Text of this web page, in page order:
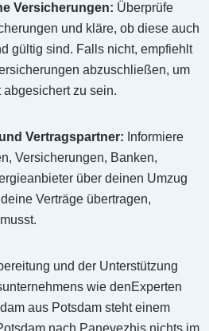
Versicherungen: Überprüfe
und kläre, ob diese auch
gültig sind. Falls nicht, empfiehlt
abzuschließen, um
zu sein.
Vertragspartner: Informiere
Versicherungen, Banken,
über deinen Umzug
Verträge übertragen,
und der Unterstützung
wie denExperten
aus Potsdam steht einem
nach Panevezhis nichts im